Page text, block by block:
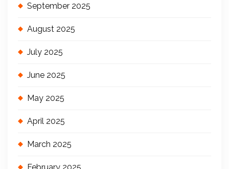
September 2025
August 2025
July 2025
June 2025
May 2025
April 2025
March 2025
February 2025